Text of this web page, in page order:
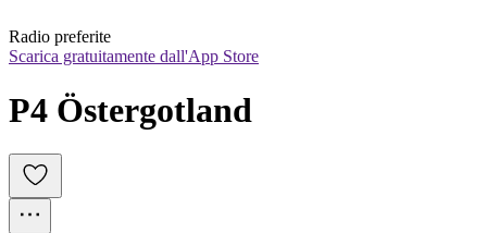
Radio preferite
Scarica gratuitamente dall'App Store
P4 Östergotland